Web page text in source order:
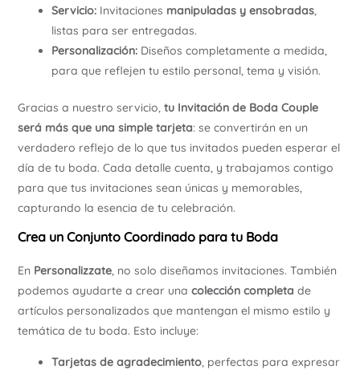
Servicio:Invitaciones manipuladas y ensobradas,
listas para ser entregadas.
Personalización:Diseños completamente a medida,
para que reflejen tu estilo personal, tema y visión.
Gracias a nuestro servicio, tu Invitación de Boda Couple
será más que una simple tarjeta: se convertirán en un
verdadero reflejo de lo que tus invitados pueden esperar el
día de tu boda. Cada detalle cuenta, y trabajamos contigo
para que tus invitaciones sean únicas y memorables,
capturando la esencia de tu celebración.
Crea un Conjunto Coordinado para tu Boda
En Personalizzate, no solo diseñamos invitaciones. También
podemos ayudarte a crear una colección completa de
artículos personalizados que mantengan el mismo estilo y
temática de tu boda. Esto incluye:
Tarjetas de agradecimiento, perfectas para expresar